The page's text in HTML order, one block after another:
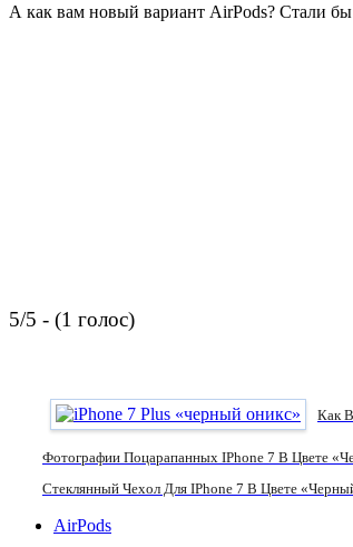
А как вам новый вариант AirPods? Стали
5/5 - (1 голос)
Как
Фотографии Поцарапанных IPhone 7 В Цвете
Стеклянный Чехол Для IPhone 7 В Цвете
AirPods